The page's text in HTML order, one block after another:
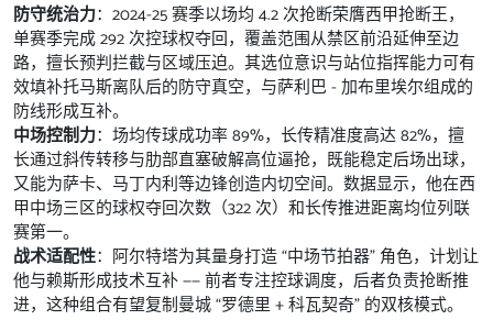
防守统治力：2024-25 赛季以场均 4.2 次抢断荣膺西甲抢断王，
单赛季完成 292 次控球权夺回，覆盖范围从禁区前沿延伸至边
路，擅长预判拦截与区域压迫。其选位意识与站位指挥能力可有
效填补托马斯离队后的防守真空，与萨利巴 - 加布里埃尔组成的
防线形成互补。
中场控制力：场均传球成功率 89%，长传精准度高达 82%，擅
长通过斜传转移与肋部直塞破解高位逼抢，既能稳定后场出球，
又能为萨卡、马丁内利等边锋创造内切空间。数据显示，他在西
甲中场三区的球权夺回次数（322 次）和长传推进距离均位列联
赛第一。
战术适配性：阿尔特塔为其量身打造 “中场节拍器” 角色，计划让
他与赖斯形成技术互补 —— 前者专注控球调度，后者负责抢断推
进，这种组合有望复制曼城 “罗德里 + 科瓦契奇” 的双核模式。